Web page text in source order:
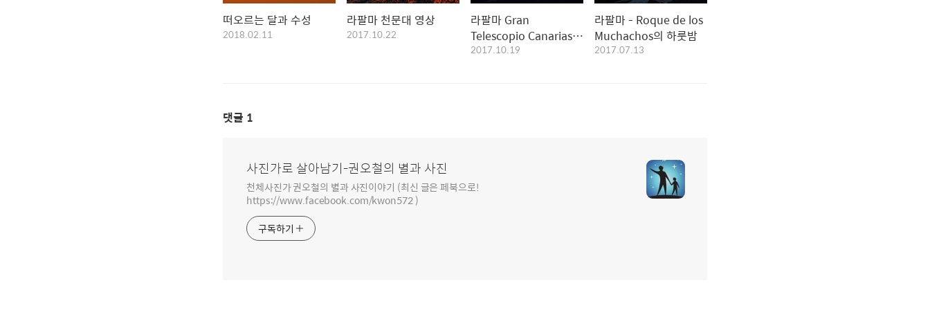
떠오르는 달과 수성
2018.02.11
라팔마 천문대 영상
2017.10.22
라팔마 Gran
Telescopio Canarias
천문대의 하룻밤
2017.10.19
라팔마 - Roque de los
Muchachos의 하룻밤
2017.07.13
댓글 1
사진가로 살아남기-권오철의 별과 사진
천체사진가 권오철의 별과 사진이야기 (최신 글은 페북으로!
https://www.facebook.com/kwon572 )
구독하기